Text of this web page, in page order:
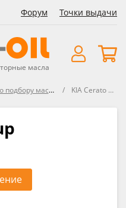
Форум Точки выдачи
масла
масла в KIA KIA Cerato Koup